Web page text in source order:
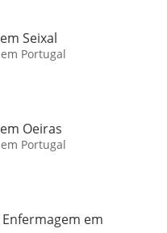
Seixal
Portugal
Oeiras
Portugal
em